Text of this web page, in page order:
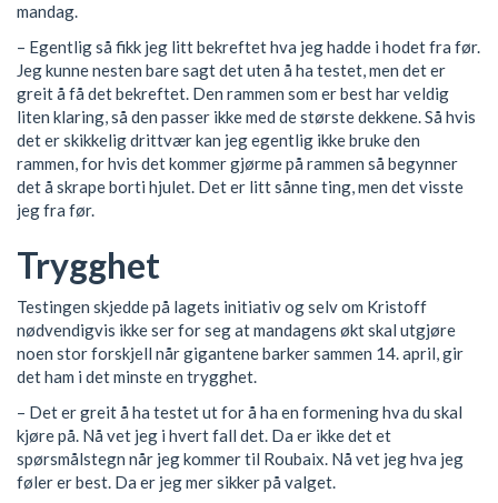
mandag.
– Egentlig så fikk jeg litt bekreftet hva jeg hadde i hodet fra før.
Jeg kunne nesten bare sagt det uten å ha testet, men det er
greit å få det bekreftet. Den rammen som er best har veldig
liten klaring, så den passer ikke med de største dekkene. Så hvis
det er skikkelig drittvær kan jeg egentlig ikke bruke den
rammen, for hvis det kommer gjørme på rammen så begynner
det å skrape borti hjulet. Det er litt sånne ting, men det visste
jeg fra før.
Trygghet
Testingen skjedde på lagets initiativ og selv om Kristoff
nødvendigvis ikke ser for seg at mandagens økt skal utgjøre
noen stor forskjell når gigantene barker sammen 14. april, gir
det ham i det minste en trygghet.
– Det er greit å ha testet ut for å ha en formening hva du skal
kjøre på. Nå vet jeg i hvert fall det. Da er ikke det et
spørsmålstegn når jeg kommer til Roubaix. Nå vet jeg hva jeg
føler er best. Da er jeg mer sikker på valget.